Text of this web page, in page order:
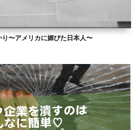
〜アメリカに媚びた日本人〜